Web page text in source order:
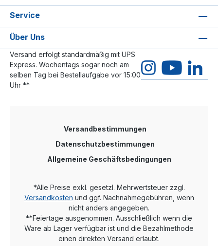
Service
Über Uns
Versand erfolgt standardmäßig mit UPS
Express. Wochentags sogar noch am
selben Tag bei Bestellaufgabe vor 15:00
Uhr **
Versandbestimmungen
Datenschutzbestimmungen
Allgemeine Geschäftsbedingungen
*Alle Preise exkl. gesetzl. Mehrwertsteuer zzgl.
Versandkosten und ggf. Nachnahmegebühren, wenn
nicht anders angegeben.
**Feiertage ausgenommen. Ausschließlich wenn die
Ware ab Lager verfügbar ist und die Bezahlmethode
einen direkten Versand erlaubt.